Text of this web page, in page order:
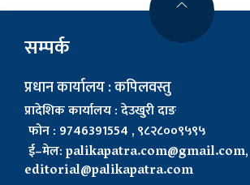
सम्पर्क
प्रधान कार्यालय : कपिलवस्तु
प्रादेशिक कार्यालय : देउखुरी दाङ
फोन : 9746391554 , ९८२८००९५९५
ई–मेल:palikapatra.com@gmail.com,
editorial@palikapatra.com